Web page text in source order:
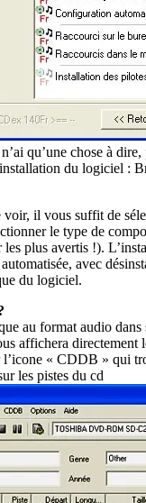
qu’une chose à dire,
du logiciel :
il vous suffit de
le type de
plus avertis !).
avec
du logiciel.
au format audio
affichera directement
l’icone « CDDB » qui
les pistes du cd